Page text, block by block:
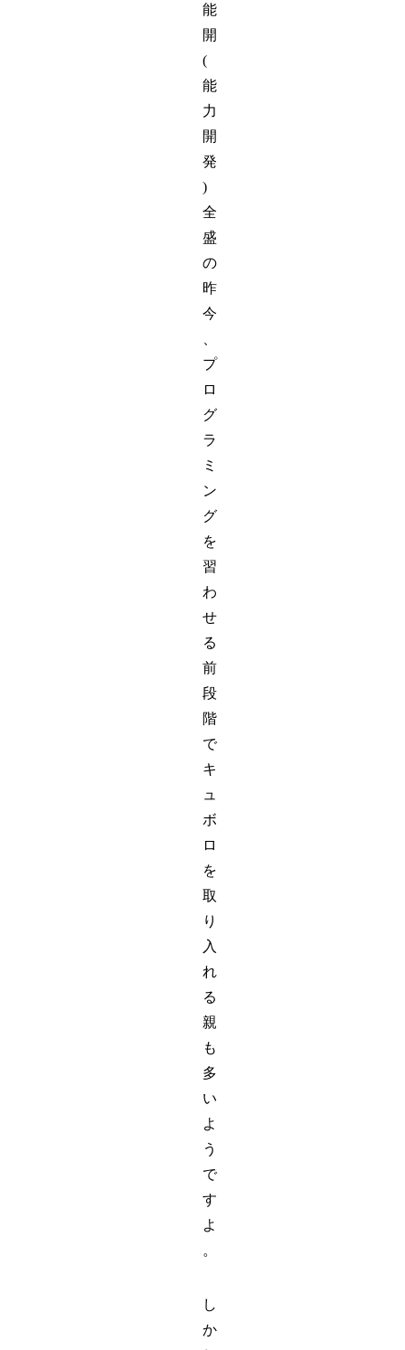
能
開
(
能
力
開
発
)
全
盛
の
昨
今
プ
ロ
グ
ラ
ミ
ン
グ
を
習
わ
せ
る
前
段
階
で
キ
ュ
ボ
ロ
を
取
り
入
れ
る
親
も
多
い
よ
う
で
す
よ
。
し
か